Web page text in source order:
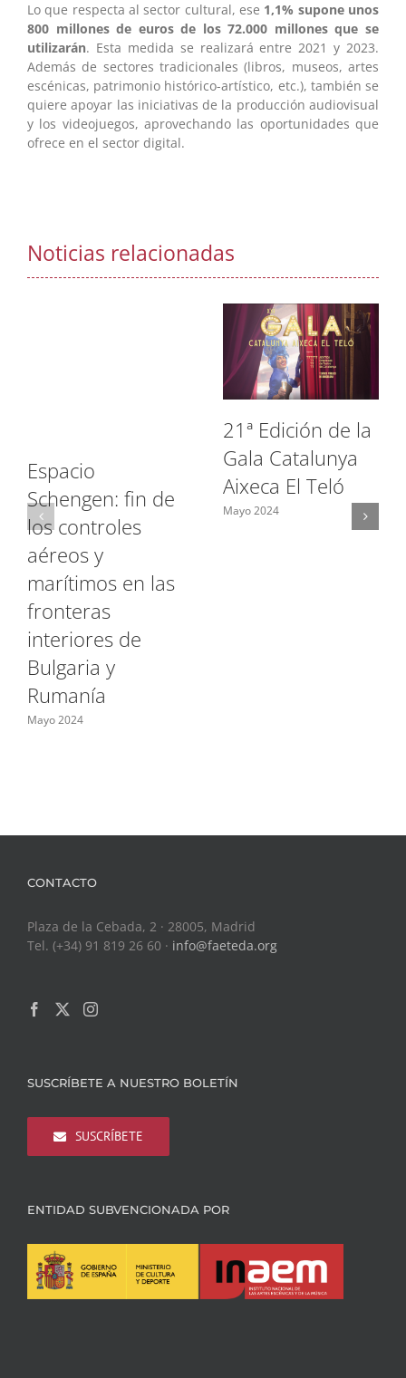
Lo que respecta al sector cultural, ese 1,1% supone unos
800 millones de euros de los 72.000 millones que se
utilizarán. Esta medida se realizará entre 2021 y 2023.
Además de sectores tradicionales (libros, museos, artes
escénicas, patrimonio histórico-artístico, etc.), también se
quiere apoyar las iniciativas de la producción audiovisual
y los videojuegos, aprovechando las oportunidades que
ofrece en el sector digital.
Noticias relacionadas
Espacio
Schengen: fin de
los controles
aéreos y
marítimos en las
fronteras
interiores de
Bulgaria y
Rumanía
Mayo 2024
21ª Edición de la
Gala Catalunya
Aixeca El Teló
Mayo 2024
CONTACTO
Plaza de la Cebada, 2 · 28005, Madrid
Tel. (+34) 91 819 26 60 · info@faeteda.org
SUSCRÍBETE A NUESTRO BOLETÍN
SUSCRÍBETE
ENTIDAD SUBVENCIONADA POR